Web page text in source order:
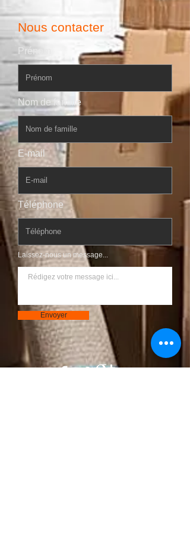
Nous contacter
Prénom
Nom de famille
E-mail
Téléphone
Laissez-nous un message...
Envoyer